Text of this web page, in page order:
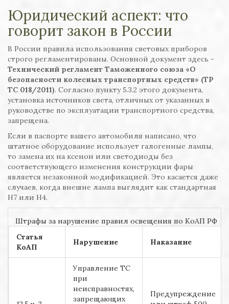
Юридический аспект: что
говорит закон в России
В России правила использования световых приборов
строго регламентированы. Основной документ здесь -
Технический регламент Таможенного союза «О
безопасности колесных транспортных средств» (ТР
ТС 018/2011). Согласно пункту 5.3.2 этого документа,
установка источников света, отличных от указанных в
руководстве по эксплуатации транспортного средства,
запрещена.
Если в паспорте вашего автомобиля написано, что
штатное оборудование использует галогенные лампы,
то замена их на ксенон или светодиоды без
соответствующего изменения конструкции фары
является незаконной модификацией. Это касается даже
случаев, когда внешне лампа выглядит как стандартная
H7 или H4.
Штрафы за нарушение правил освещения по КоАП РФ
Статья
КоАП
Нарушение Наказание
Управление ТС
при
неисправностях,
запрещающих
Предупреждение